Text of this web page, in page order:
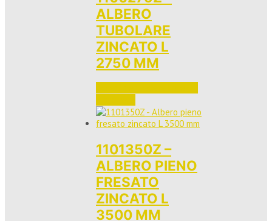
ALBERO
TUBOLARE
ZINCATO L
2750 MM
1101350Z –
ALBERO PIENO
FRESATO
ZINCATO L
3500 MM